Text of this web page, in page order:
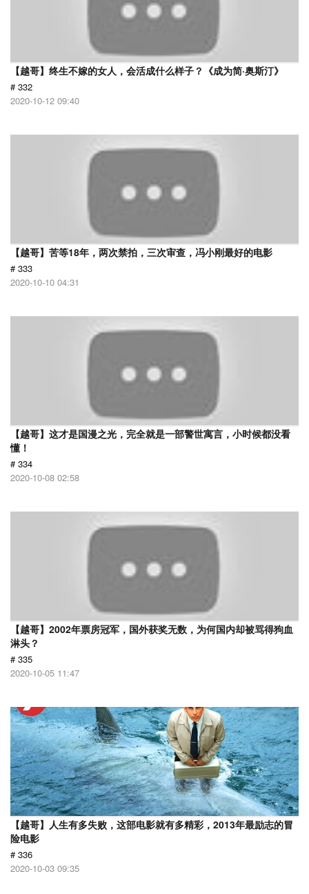
【越哥】终生不嫁的女人，会活成什么样子？《成为简·奥斯汀》
# 332
2020-10-12 09:40
【越哥】苦等18年，两次禁拍，三次审查，冯小刚最好的电影
# 333
2020-10-10 04:31
【越哥】这才是国漫之光，完全就是一部警世寓言，小时候都没看
懂！
# 334
2020-10-08 02:58
【越哥】2002年票房冠军，国外获奖无数，为何国内却被骂得狗血
淋头？
# 335
2020-10-05 11:47
【越哥】人生有多失败，这部电影就有多精彩，2013年最励志的冒
险电影
# 336
2020-10-03 09:35